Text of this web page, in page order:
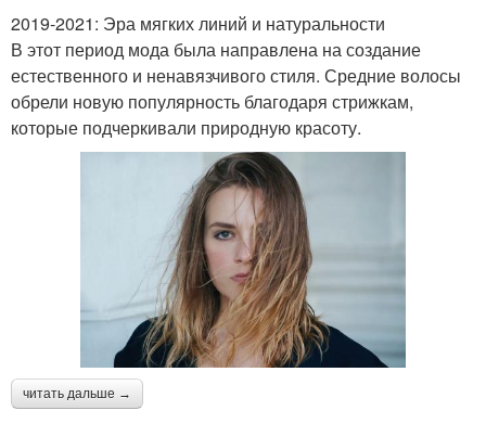
2019-2021: Эра мягких линий и натуральности
В этот период мода была направлена на создание
естественного и ненавязчивого стиля. Средние волосы
обрели новую популярность благодаря стрижкам,
которые подчеркивали природную красоту.
читать дальше →